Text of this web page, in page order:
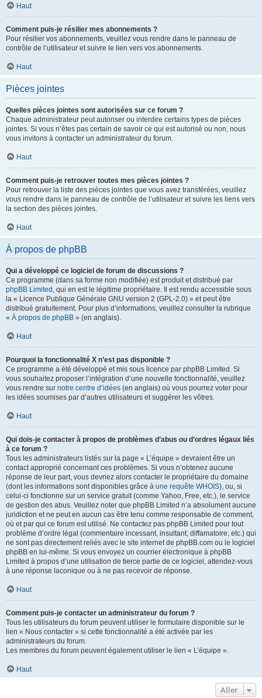
Haut
Comment puis-je résilier mes abonnements ?
Pour résilier vos abonnements, veuillez vous rendre dans le panneau de
contrôle de l’utilisateur et suivre le lien vers vos abonnements.
Haut
Pièces jointes
Quelles pièces jointes sont autorisées sur ce forum ?
Chaque administrateur peut autoriser ou interdire certains types de pièces
jointes. Si vous n’êtes pas certain de savoir ce qui est autorisé ou non, nous
vous invitons à contacter un administrateur du forum.
Haut
Comment puis-je retrouver toutes mes pièces jointes ?
Pour retrouver la liste des pièces jointes que vous avez transférées, veuillez
vous rendre dans le panneau de contrôle de l’utilisateur et suivre les liens vers
la section des pièces jointes.
Haut
À propos de phpBB
Qui a développé ce logiciel de forum de discussions ?
Ce programme (dans sa forme non modifiée) est produit et distribué par
phpBB Limited , qui en est le légitime propriétaire. Il est rendu accessible sous
la « Licence Publique Générale GNU version 2 (GPL-2.0) » et peut être
distribué gratuitement. Pour plus d’informations, veuillez consulter la rubrique
« À propos de phpBB » (en anglais).
Haut
Pourquoi la fonctionnalité X n’est pas disponible ?
Ce programme a été développé et mis sous licence par phpBB Limited. Si
vous souhaitez proposer l’intégration d’une nouvelle fonctionnalité, veuillez
vous rendre sur notre centre d’idées (en anglais) où vous pourrez voter pour
les idées soumises par d’autres utilisateurs et suggérer les vôtres.
Haut
Qui dois-je contacter à propos de problèmes d’abus ou d’ordres légaux liés
à ce forum ?
Tous les administrateurs listés sur la page « L’équipe » devraient être un
contact approprié concernant ces problèmes. Si vous n’obtenez aucune
réponse de leur part, vous devriez alors contacter le propriétaire du domaine
(dont les informations sont disponibles grâce à une requête WHOIS), ou, si
celui-ci fonctionne sur un service gratuit (comme Yahoo, Free, etc.), le service
de gestion des abus. Veuillez noter que phpBB Limited n’a absolument aucune
juridiction et ne peut en aucun cas être tenu comme responsable de comment,
où et par qui ce forum est utilisé. Ne contactez pas phpBB Limited pour tout
problème d’ordre légal (commentaire incessant, insultant, diffamatoire, etc.) qui
ne sont pas directement reliés avec le site internet de phpBB.com ou le logiciel
phpBB en lui-même. Si vous envoyez un courrier électronique à phpBB
Limited à propos d’une utilisation de tierce partie de ce logiciel, attendez-vous
à une réponse laconique ou à ne pas recevoir de réponse.
Haut
Comment puis-je contacter un administrateur du forum ?
Tous les utilisateurs du forum peuvent utiliser le formulaire disponible sur le
lien « Nous contacter » si cette fonctionnalité a été activée par les
administrateurs du forum.
Les membres du forum peuvent également utiliser le lien « L’équipe ».
Haut
Aller